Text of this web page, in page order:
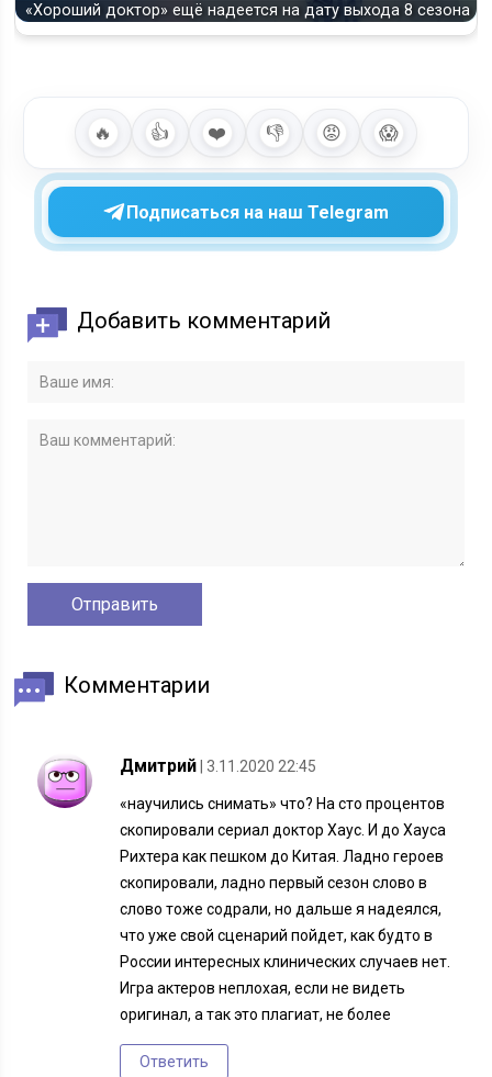
«Хороший доктор» ещё надеется на дату выхода 8 сезона
🔥 👍 ❤️ 👎 😡 😱
Подписаться на наш Telegram
Добавить комментарий
Комментарии
Дмитрий | 3.11.2020 22:45
«научились снимать» что? На сто процентов
скопировали сериал доктор Хаус. И до Хауса
Рихтера как пешком до Китая. Ладно героев
скопировали, ладно первый сезон слово в
слово тоже содрали, но дальше я надеялся,
что уже свой сценарий пойдет, как будто в
России интересных клинических случаев нет.
Игра актеров неплохая, если не видеть
оригинал, а так это плагиат, не более
Ответить